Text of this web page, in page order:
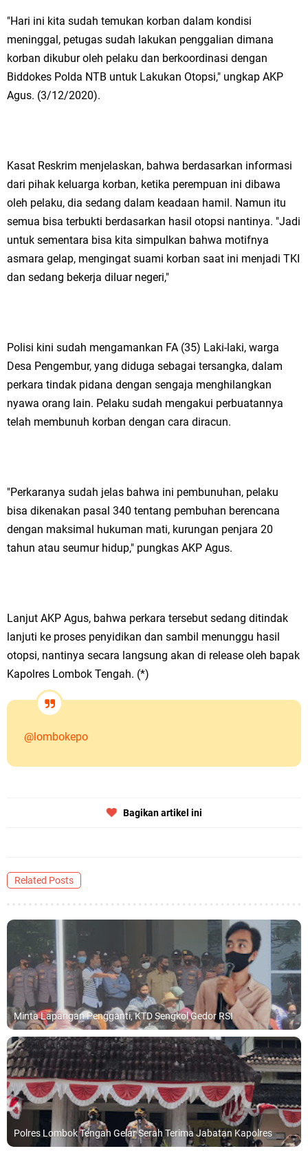
"Hari ini kita sudah temukan korban dalam kondisi
meninggal, petugas sudah lakukan penggalian dimana
korban dikubur oleh pelaku dan berkoordinasi dengan
Biddokes Polda NTB untuk Lakukan Otopsi," ungkap AKP
Agus. (3/12/2020).
Kasat Reskrim menjelaskan, bahwa berdasarkan informasi
dari pihak keluarga korban, ketika perempuan ini dibawa
oleh pelaku, dia sedang dalam keadaan hamil. Namun itu
semua bisa terbukti berdasarkan hasil otopsi nantinya. "Jadi
untuk sementara bisa kita simpulkan bahwa motifnya
asmara gelap, mengingat suami korban saat ini menjadi TKI
dan sedang bekerja diluar negeri,"
Polisi kini sudah mengamankan FA (35) Laki-laki, warga
Desa Pengembur, yang diduga sebagai tersangka, dalam
perkara tindak pidana dengan sengaja menghilangkan
nyawa orang lain. Pelaku sudah mengakui perbuatannya
telah membunuh korban dengan cara diracun.
"Perkaranya sudah jelas bahwa ini pembunuhan, pelaku
bisa dikenakan pasal 340 tentang pembuhan berencana
dengan maksimal hukuman mati, kurungan penjara 20
tahun atau seumur hidup," pungkas AKP Agus.
Lanjut AKP Agus, bahwa perkara tersebut sedang ditindak
lanjuti ke proses penyidikan dan sambil menunggu hasil
otopsi, nantinya secara langsung akan di release oleh bapak
Kapolres Lombok Tengah. (*)
@lombokepo
Bagikan artikel ini
Related Posts
Minta Lapangan Pengganti, KTD Sengkol Gedor RSI
Polres Lombok Tengah Gelar Serah Terima Jabatan Kapolres